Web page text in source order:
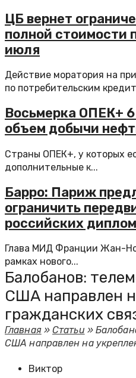
ЦБ вернет
полной стоимости
июля
Действие моратория на
по потребительским
Восьмерка ОПЕК+
объем добычи
Страны ОПЕК+, у которых
дополнительные к...
Барро: Париж
ограничить
российских
Глава МИД Франции Жан-
рамках нового...
Балобанов:
США направлен
гражданских
Главная»Статьи »
США направлен на
Виктор